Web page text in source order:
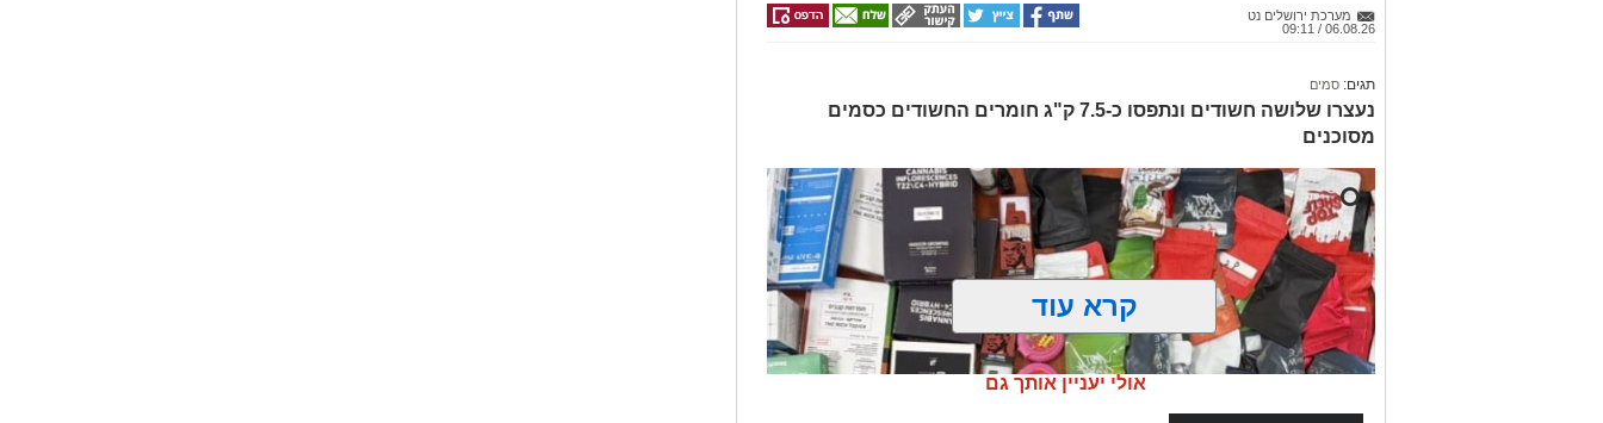
מערכת ירושלים נט
06.08.26 / 09:11
תגים: סמים
נעצרו שלושה חשודים ונתפסו כ-7.5 ק"ג חומרים החשודים כסמים
מסוכנים
קרא עוד
אולי יעניין אותך גם